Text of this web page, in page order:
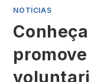
NOTÍCIAS